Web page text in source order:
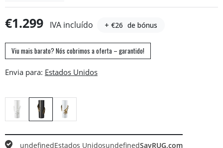
€1.299 IVA incluído + €26 de bónus
Viu mais barato? Nós cobrimos a oferta – garantido!
Envia para:
undefinedEstados UnidosundefinedSayRUG.com